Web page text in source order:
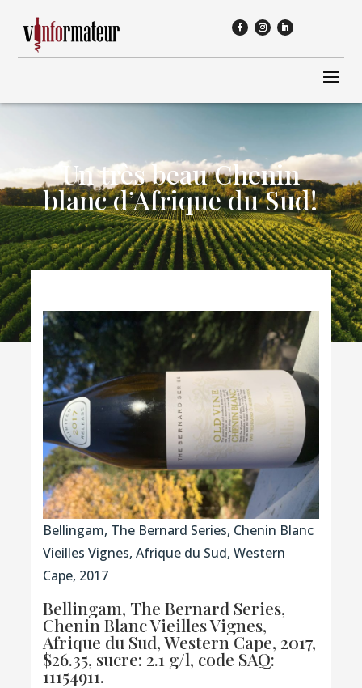
Un très beau Chenin
blanc d’Afrique du Sud!
Bellingam, The Bernard Series, Chenin Blanc
Vieilles Vignes, Afrique du Sud, Western
Cape, 2017
Bellingam, The Bernard Series,
Chenin Blanc Vieilles Vignes,
Afrique du Sud, Western Cape, 2017,
$26.35, sucre: 2.1 g/l, code SAQ:
11154911.